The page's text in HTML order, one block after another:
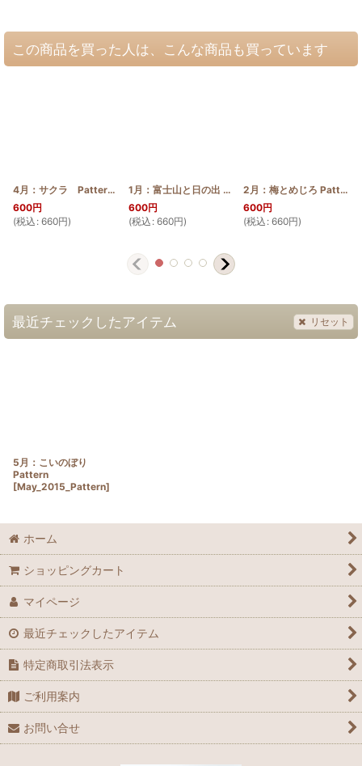
この商品を買った人は、こんな商品も買っています
4月：サクラ Pattern April_2015_Pattern]
600円
(税込 : 660円)
1月：富士山と日の出 Pattern [1month_Pattern]
600円
(税込 : 660円)
2月：梅とめじろ Pattern
600円
(税込 : 660円)
最近チェックしたアイテム リセット
5月：こいのぼり
Pattern
[May_2015_Pattern]
ホーム
ショッピングカート
マイページ
最近チェックしたアイテム
特定商取引法表示
ご利用案内
お問い合せ